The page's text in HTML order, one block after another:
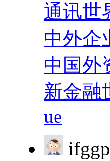
通讯世
中外企
中国外
新金融
ue